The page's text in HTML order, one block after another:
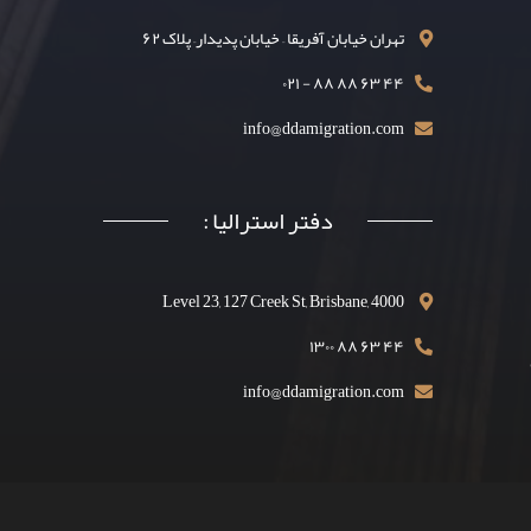
تهران خیابان آفریقا – خیابان پدیدار– پلاک ۶۲
۴۴ ۶۳ ۸۸ ۸۸ - ۰۲۱
info@ddamigration.com
دفتر استرالیا :
Level 23, 127 Creek St, Brisbane, 4000
۴۴ ۶۳ ۸۸ ۱۳۰۰
info@ddamigration.com